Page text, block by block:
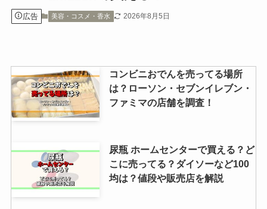
広告 美容・コスメ・香水 2026年8月5日
コンビニおでんを売ってる場所
は？ローソン・セブンイレブン・
ファミマの店舗を調査！
尿瓶 ホームセンターで買える？ど
こに売ってる？ダイソーなど100
均は？値段や販売店を解説